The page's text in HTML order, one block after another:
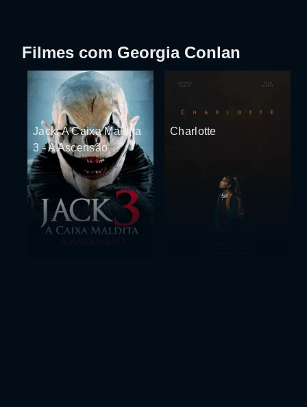
Filmes com Georgia Conlan
Jack: A Caixa Maldita
3 - A Ascensão
Charlotte